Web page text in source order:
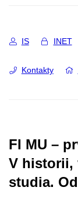
IS INET
Kontakty
FI MU –
V historii,
studia.